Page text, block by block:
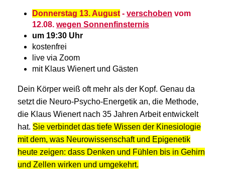
Donnerstag 13. August - verschoben vom
12.08. wegen Sonnenfinsternis
um 19:30 Uhr
kostenfrei
live via Zoom
mit Klaus Wienert und Gästen
Dein Körper weiß oft mehr als der Kopf. Genau da
setzt die Neuro-Psycho-Energetik an, die Methode,
die Klaus Wienert nach 35 Jahren Arbeit entwickelt
hat. Sie verbindet das tiefe Wissen der Kinesiologie
mit dem, was Neurowissenschaft und Epigenetik
heute zeigen: dass Denken und Fühlen bis in Gehirn
und Zellen wirken und umgekehrt.